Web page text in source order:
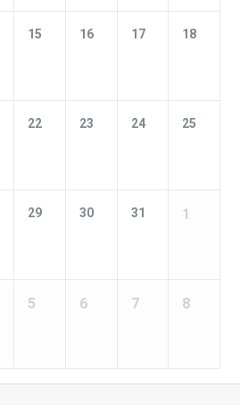
15 16 17 18
22 23 24 25
29 30 31 1
5 6 7 8